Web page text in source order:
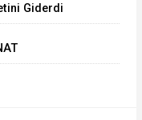
Giderdi